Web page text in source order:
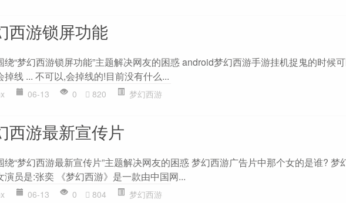
西游锁屏功能
绕“梦幻西游锁屏功能”主题解决网友的困惑 android梦幻西游手游挂机捉鬼的时候
掉线 ... 不可以,会掉线的!目前没有什么...
06-13 0 820 梦幻西游
西游最新宣传片
绕“梦幻西游最新宣传片”主题解决网友的困惑 梦幻西游广告片中那个女的是谁? 梦
演员是:张奕 《梦幻西游》是一款由中国网...
06-13 0 804 梦幻西游